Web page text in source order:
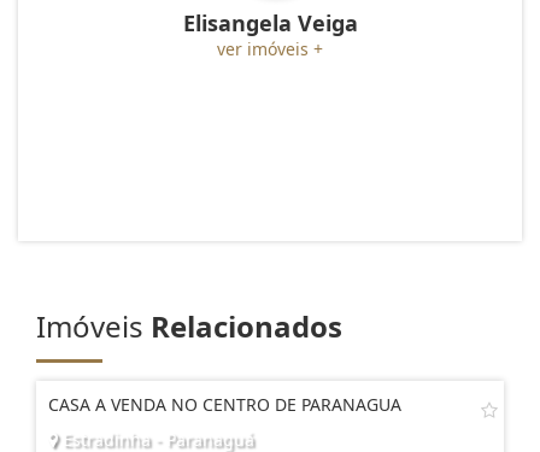
Elisangela Veiga
ver imóveis +
Imóveis Relacionados
CASA A VENDA NO CENTRO DE PARANAGUA
Estradinha - Paranaguá